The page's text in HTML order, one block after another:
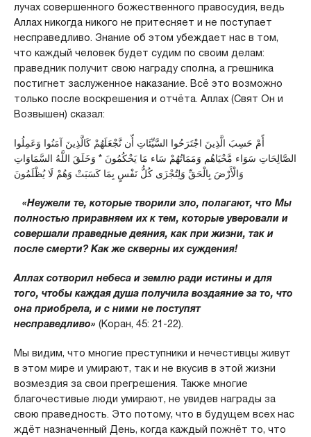
лучах совершенного божественного правосудия, ведь
Аллах никогда никого не притесняет и не поступает
несправедливо. Знание об этом убеждает нас в том,
что каждый человек будет судим по своим делам:
праведник получит свою награду сполна, а грешника
постигнет заслуженное наказание. Всё это возможно
только после воскрешения и отчёта. Аллах (Свят Он и
Возвышен) сказал:
أًمْ حَسِبَ الَّذِينَ اجْتَرَحُوا السَّيِّئَاتِ أّن نَّجْعَلَهُمْ كَالَّذِينَ آمَنُوا وَعَمِلُوا
الصَّالِحَاتِ سَوَاء مَّحْيَاهُم وَمَمَاتُهُمْ سَاء مَا يَحْكُمُونَ * وَخَلَقَ اللَّهُ السَّمَاوَاتِ
وَالْأَرْضَ بِالْحَقِّ وَلِتُجْزَى كُلُّ نَفْسٍ بِمَا كَسَبَتْ وَهُمْ لَا يُظْلَمُونَ
«Неужели те, которые творили зло, полагают, что Мы
полностью приравняем их к тем, которые уверовали и
совершали праведные деяния, как при жизни, так и
после смерти? Как же скверны их суждения!
Аллах сотворил небеса и землю ради истины и для
того, чтобы каждая душа получила воздаяние за то, что
она приобрела, и с ними не поступят
несправедливо» (Коран, 45: 21-22).
Мы видим, что многие преступники и нечестивцы живут
в этом мире и умирают, так и не вкусив в этой жизни
возмездия за свои прегрешения. Также многие
благочестивые люди умирают, не увидев награды за
свою праведность. Это потому, что в будущем всех нас
ждёт назначенный День, когда каждый пожнёт то, что